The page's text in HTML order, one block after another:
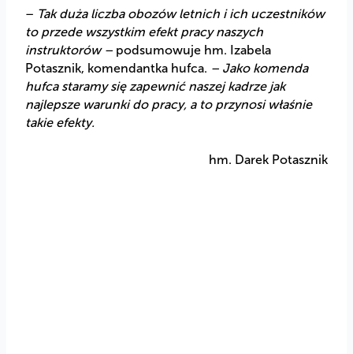
– Tak duża liczba obozów letnich i ich uczestników
to przede wszystkim efekt pracy naszych
instruktorów – podsumowuje hm. Izabela
Potasznik, komendantka hufca. – Jako komenda
hufca staramy się zapewnić naszej kadrze jak
najlepsze warunki do pracy, a to przynosi właśnie
takie efekty.
hm. Darek Potasznik